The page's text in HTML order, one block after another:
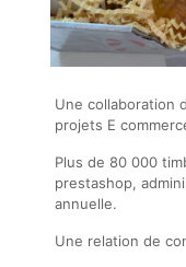
Une collaboration
projets E
Plus de 80 000
prestashop,
annuelle.
Une relation de